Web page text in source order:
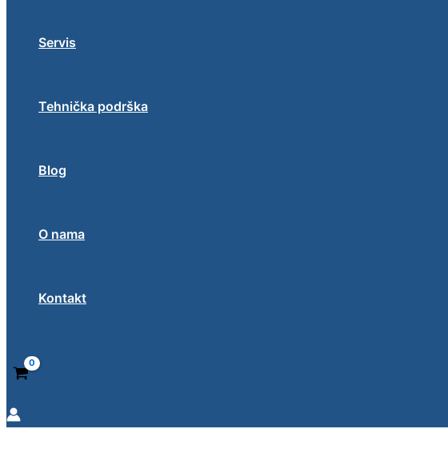
Servis
Tehnička podrška
Blog
O nama
Kontakt